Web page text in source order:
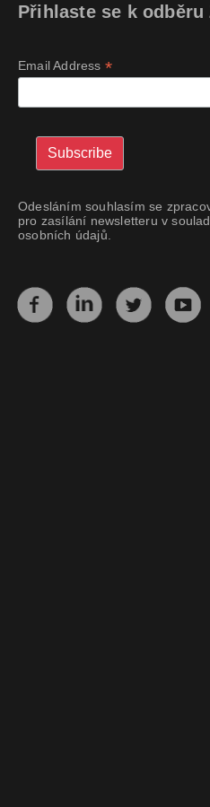
Přihlaste se k odběru
Email Address *
Odesláním souhlasím se
pro zasílání newsletteru v
osobních údajů.